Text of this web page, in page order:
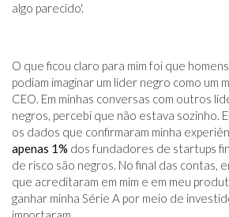
algo parecido'.
O que ficou claro para mim foi que
podiam imaginar um líder negro como um
CEO. Em minhas conversas com outros
negros, percebi que não estava sozinho.
os dados que confirmaram minha
apenas 1% dos fundadores de startups
de risco são negros. No final das contas,
que acreditaram em mim e em meu
ganhar minha Série A por meio de